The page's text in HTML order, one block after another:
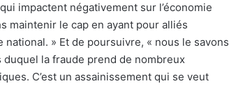
impactent négativement sur l’économie
maintenir le cap en ayant pour alliés
» Et de poursuivre, « nous le savons
duquel la fraude prend de nombreux
C’est un assainissement qui se veut